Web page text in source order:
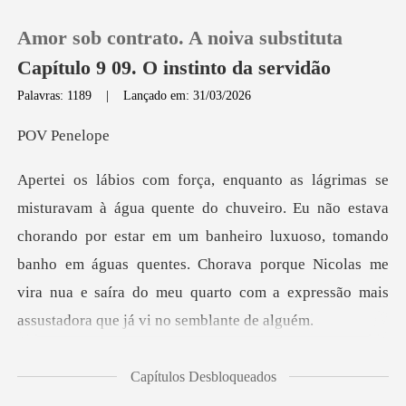
Loja
Histórico
Sair
Amor sob contrato. A noiva substituta
Capítulo 9 09. O instinto da servidão
Palavras: 1189 |Lançado em: 31/03/2026
Pene
ava
chorando por estar em um banheiro luxuoso, tomando
banho em águas quentes. Chorava porque Nicolas
Capítulos Desbloqueados